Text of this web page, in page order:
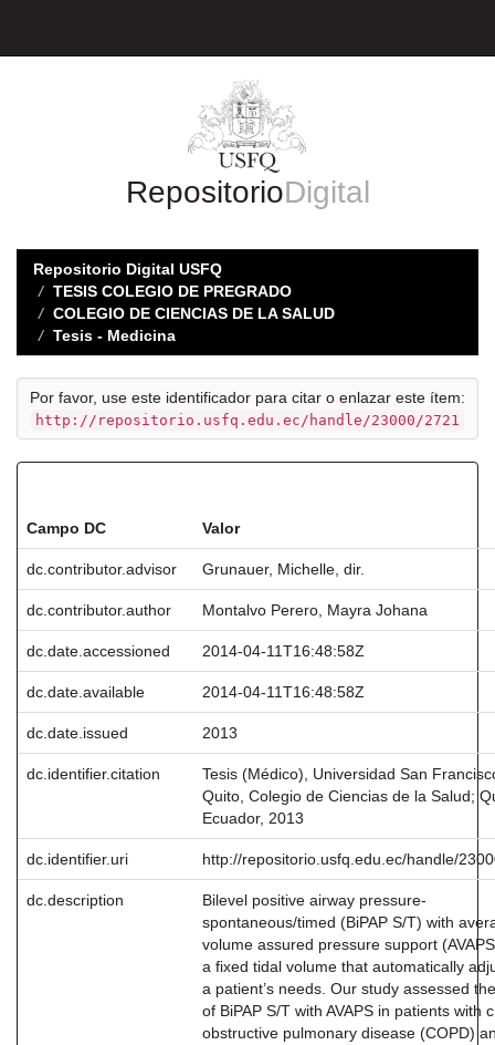
RepositorioDigital
Repositorio Digital USFQ
TESIS COLEGIO DE PREGRADO
COLEGIO DE CIENCIAS DE LA SALUD
Tesis - Medicina
Por favor, use este identificador para citar o enlazar este ítem:
http://repositorio.usfq.edu.ec/handle/23000/2721
Campo DC Valor
dc.contributor.advisor Grunauer, Michelle, dir.
dc.contributor.author Montalvo Perero, Mayra Johana
dc.date.accessioned 2014-04-11T16:48:58Z
dc.date.available 2014-04-11T16:48:58Z
dc.date.issued 2013
dc.identifier.citation
Tesis (Médico), Universidad San
Quito, Colegio de Ciencias de la Salud;
Ecuador, 2013
dc.identifier.uri http://repositorio.usfq.edu.ec/handle/
dc.description
Bilevel positive airway pressure-
spontaneous/timed (BiPAP S/T) with
volume assured pressure support
a fixed tidal volume that automatically
a patient’s needs. Our study assessed
of BiPAP S/T with AVAPS in patients with
obstructive pulmonary disease (COPD)